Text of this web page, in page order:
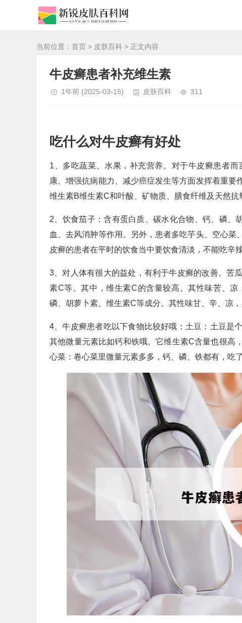
当前位置： 首页 > 皮肤百科 > 正文内容
牛皮癣患者补充维生素
1年前 (2025-03-15) 皮肤百科 311
吃什么对牛皮癣有好处
1、多吃蔬菜、水果，补充营养。对于牛皮癣患者
康、增强抗病能力、减少癌症发生等方面发挥着重要
维生素B维生素C和叶酸、矿物质、膳食纤维及天然抗
2、饮食茄子：含有蛋白质、碳水化合物、钙、磷、
血、去风消肿等作用。另外，患者多吃芋头、空心
皮癣的患者在平时的饮食当中要饮食清淡，不能吃辛
3、对人体有很大的益处，有利于牛皮癣的改善。苦
素C等。其中，维生素C的含量较高。其性味苦、凉
磷、胡萝卜素、维生素C等成分。其性味甘、辛、凉
4、牛皮癣患者吃以下食物比较好哦：土豆：土豆是
其他微量元素比如钙和铁哦。它维生素C含量也很高
心菜：卷心菜里微量元素多多，钙、磷、铁都有，吃